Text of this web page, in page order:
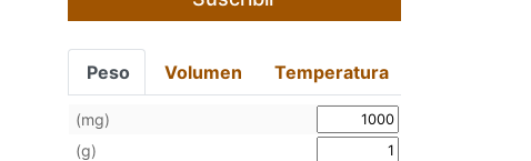
Peso Volumen Temperatura
(mg)
(g)